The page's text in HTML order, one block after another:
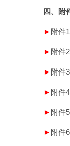
四、附
► 附件
► 附件
► 附件
► 附件
► 附件
► 附件